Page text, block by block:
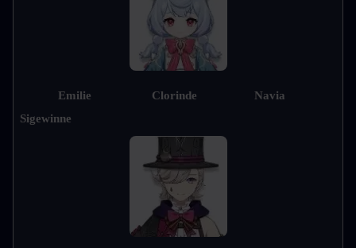
Emilie                   Clorinde                  Navia
Sigewinne